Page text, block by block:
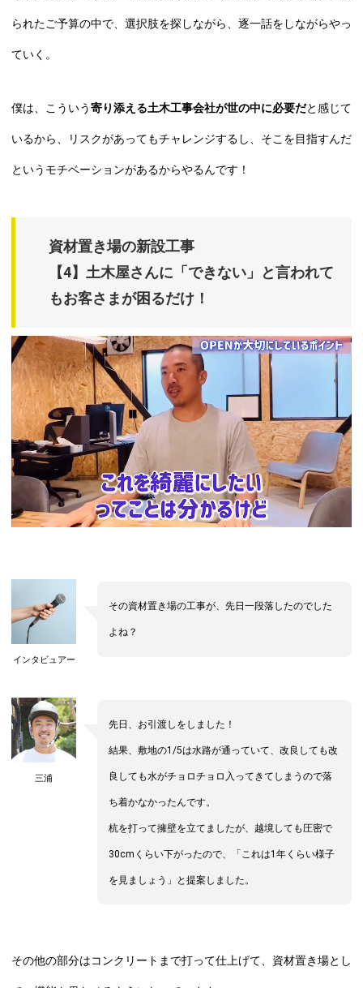
られたご予算の中で、選択肢を探しながら、逐一話をしながらやっ
ていく。
僕は、こういう寄り添える土木工事会社が世の中に必要だと感じて
いるから、リスクがあってもチャレンジするし、そこを目指すんだ
というモチベーションがあるからやるんです！
資材置き場の新設工事
【4】土木屋さんに「できない」と言われて
もお客さまが困るだけ！
インタビュアー
その資材置き場の工事が、先日一段落したのでした
よね？
三浦
先日、お引渡しをしました！
結果、敷地の1/5は水路が通っていて、改良しても改
良しても水がチョロチョロ入ってきてしまうので落
ち着かなかったんです。
杭を打って擁壁を立てましたが、越境しても圧密で
30cmくらい下がったので、「これは1年くらい様子
を見ましょう」と提案しました。
その他の部分はコンクリートまで打って仕上げて、資材置き場とし